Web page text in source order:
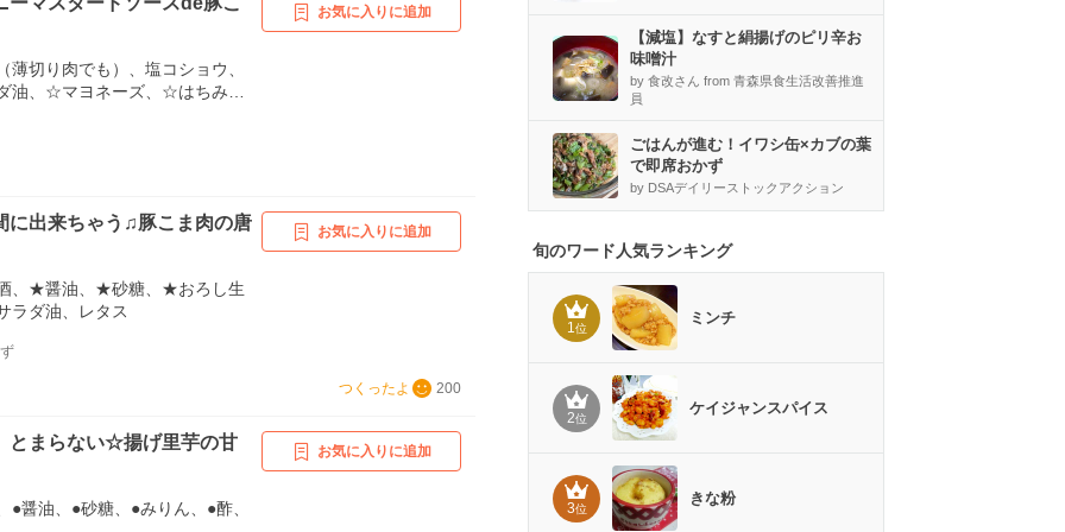
薄切り肉でも）、塩コショウ、
油、☆マヨネーズ、☆はちみ
お気に入りに追加
に出来ちゃう♫豚こま肉の唐
、★醤油、★砂糖、★おろし生
ラダ油、レタス
お気に入りに追加
つくったよ 200
とまらない☆揚げ里芋の甘
●醤油、●砂糖、●みりん、●酢、
お気に入りに追加
【減塩】なすと絹揚げのピリ辛お
味噌汁
by 食改さん from 青森県食生活改善推進
員
ごはんが進む！イワシ缶×カブの葉
で即席おかず
by DSAデイリーストックアクション
旬のワード人気ランキング
1位
ミンチ
2位
ケイジャンスパイス
3位
きな粉